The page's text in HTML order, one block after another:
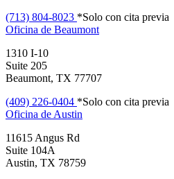
(713) 804-8023 *Solo con cita previa
Oficina de Beaumont
1310 I-10
Suite 205
Beaumont, TX 77707
(409) 226-0404 *Solo con cita previa
Oficina de Austin
11615 Angus Rd
Suite 104A
Austin, TX 78759